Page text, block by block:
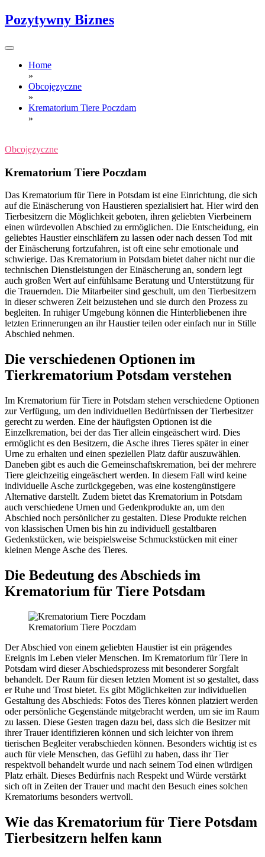
Skip
to
Pozytywny Biznes
Home
»
Obcojęzyczne
»
Krematorium Tiere Poczdam
»
Obcojęzyczne
Krematorium Tiere Poczdam
Das Krematorium für Tiere in Potsdam ist eine Einrichtung, die sich
auf die Einäscherung von Haustieren spezialisiert hat. Hier wird den
Tierbesitzern die Möglichkeit geboten, ihren geliebten Vierbeinern
einen würdevollen Abschied zu ermöglichen. Die Entscheidung, ein
geliebtes Haustier einschläfern zu lassen oder nach dessen Tod mit
der Einäscherung fortzufahren, ist oft eine sehr emotionale und
schwierige. Das Krematorium in Potsdam bietet daher nicht nur die
technischen Dienstleistungen der Einäscherung an, sondern legt
auch großen Wert auf einfühlsame Beratung und Unterstützung für
die Trauernden. Die Mitarbeiter sind geschult, um den Tierbesitzern
in dieser schweren Zeit beizustehen und sie durch den Prozess zu
begleiten. In ruhiger Umgebung können die Hinterbliebenen ihre
letzten Erinnerungen an ihr Haustier teilen oder einfach nur in Stille
Abschied nehmen.
Die verschiedenen Optionen im
Tierkrematorium Potsdam verstehen
Im Krematorium für Tiere in Potsdam stehen verschiedene Optionen
zur Verfügung, um den individuellen Bedürfnissen der Tierbesitzer
gerecht zu werden. Eine der häufigsten Optionen ist die
Einzelkremation, bei der das Tier allein eingeäschert wird. Dies
ermöglicht es den Besitzern, die Asche ihres Tieres später in einer
Urne zu erhalten und einen speziellen Platz dafür auszuwählen.
Daneben gibt es auch die Gemeinschaftskremation, bei der mehrere
Tiere gleichzeitig eingeäschert werden. In diesem Fall wird keine
individuelle Asche zurückgegeben, was eine kostengünstigere
Alternative darstellt. Zudem bietet das Krematorium in Potsdam
auch verschiedene Urnen und Gedenkprodukte an, um den
Abschied noch persönlicher zu gestalten. Diese Produkte reichen
von klassischen Urnen bis hin zu individuell gestaltbaren
Gedenkstücken, wie beispielsweise Schmuckstücken mit einer
kleinen Menge Asche des Tieres.
Die Bedeutung des Abschieds im
Krematorium für Tiere Potsdam
Krematorium Tiere Poczdam
Der Abschied von einem geliebten Haustier ist ein prägendes
Ereignis im Leben vieler Menschen. Im Krematorium für Tiere in
Potsdam wird dieser Abschiedsprozess mit besonderer Sorgfalt
behandelt. Der Raum für diesen letzten Moment ist so gestaltet, dass
er Ruhe und Trost bietet. Es gibt Möglichkeiten zur individuellen
Gestaltung des Abschieds: Fotos des Tieres können platziert werden
oder persönliche Gegenstände mitgebracht werden, um sie im Raum
zu lassen. Diese Gesten tragen dazu bei, dass sich die Besitzer mit
ihrer Trauer identifizieren können und sich leichter von ihrem
tierischen Begleiter verabschieden können. Besonders wichtig ist es
auch für viele Menschen, das Gefühl zu haben, dass ihr Tier
respektvoll behandelt wurde und nach seinem Tod einen würdigen
Platz erhält. Dieses Bedürfnis nach Respekt und Würde verstärkt
sich oft in Zeiten der Trauer und macht den Besuch eines solchen
Krematoriums besonders wertvoll.
Wie das Krematorium für Tiere Potsdam
Tierbesitzern helfen kann